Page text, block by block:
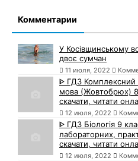
Комментарии
У Косівщинському
двоє сумчан
11 июля, 2022
ᐈ ГДЗ Комплексний
мова (Жовтобрюх) 8
скачати, читати
12 июля, 2022
ᐈ ГДЗ Біологія 9
лабораторних,
скачати, читати
12 июля, 2022